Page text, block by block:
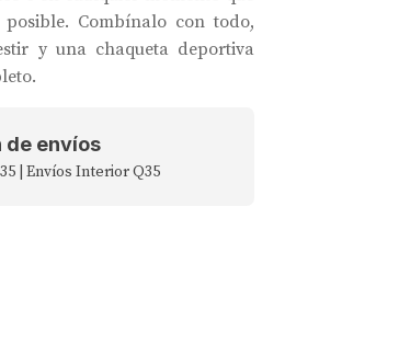
Combínalo con todo,
y una chaqueta deportiva
de envíos
| Envíos Interior Q35